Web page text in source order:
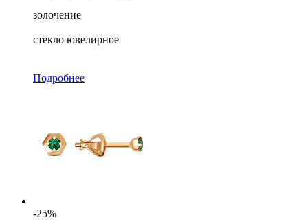
золочение
стекло ювелирное
Подробнее
-25%